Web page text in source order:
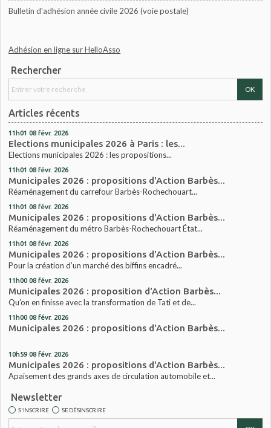
Bulletin d'adhésion année civile 2026 (voie postale)
Adhésion en ligne sur HelloAsso
Rechercher
Articles récents
11h01 08 févr. 2026
Elections municipales 2026 à Paris : les...
Elections municipales 2026 : les propositions...
11h01 08 févr. 2026
Municipales 2026 : propositions d'Action Barbès...
Réaménagement du carrefour Barbès-Rochechouart...
11h01 08 févr. 2026
Municipales 2026 : propositions d'Action Barbès...
Réaménagement du métro Barbès-Rochechouart État...
11h01 08 févr. 2026
Municipales 2026 : propositions d'Action Barbès...
Pour la création d’un marché des biffins encadré...
11h00 08 févr. 2026
Municipales 2026 : proposition d'Action Barbès...
Qu’on en finisse avec la transformation de Tati et de...
11h00 08 févr. 2026
Municipales 2026 : propositions d'Action Barbès...
10h59 08 févr. 2026
Municipales 2026 : propositions d'Action Barbès...
Apaisement des grands axes de circulation automobile et...
Newsletter
S'INSCRIRE SE DÉSINSCRIRE